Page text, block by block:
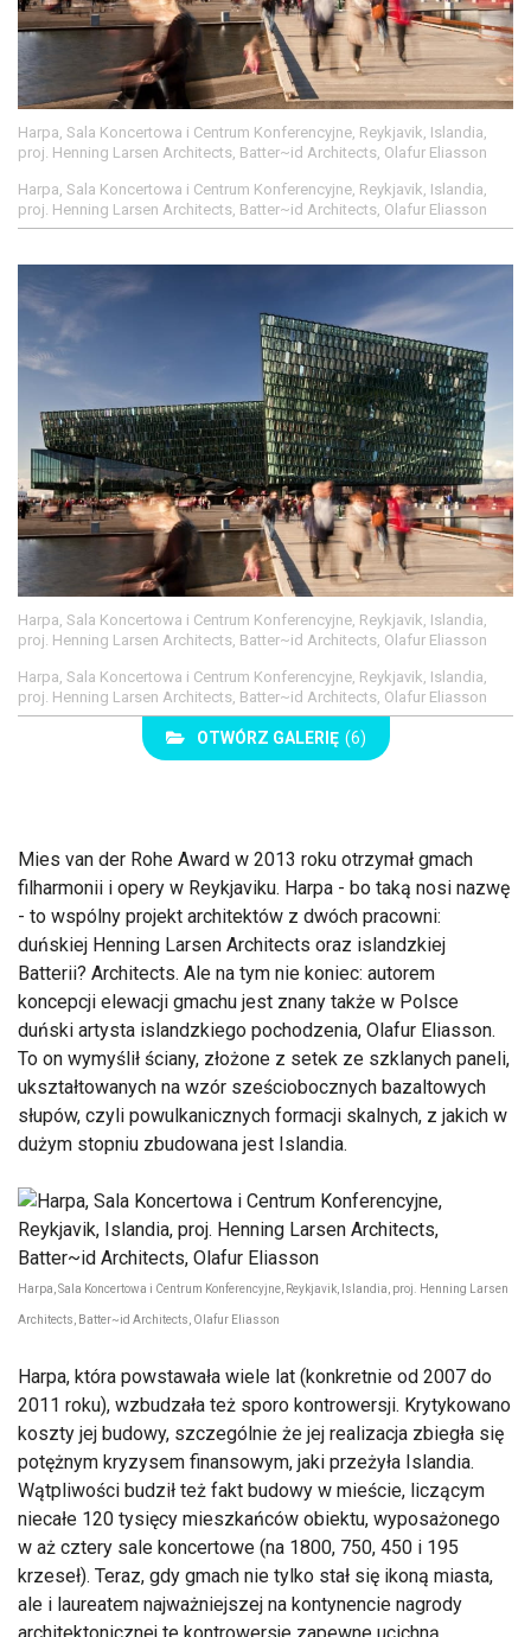
Harpa, Sala Koncertowa i Centrum Konferencyjne, Reykjavik, Islandia,
proj. Henning Larsen Architects, Batter~id Architects, Olafur Eliasson
Harpa, Sala Koncertowa i Centrum Konferencyjne, Reykjavik, Islandia,
proj. Henning Larsen Architects, Batter~id Architects, Olafur Eliasson
Harpa, Sala Koncertowa i Centrum Konferencyjne, Reykjavik, Islandia,
proj. Henning Larsen Architects, Batter~id Architects, Olafur Eliasson
Harpa, Sala Koncertowa i Centrum Konferencyjne, Reykjavik, Islandia,
proj. Henning Larsen Architects, Batter~id Architects, Olafur Eliasson
OTWÓRZ GALERIĘ (6)
Mies van der Rohe Award w 2013 roku otrzymał gmach
filharmonii i opery w Reykjaviku. Harpa - bo taką nosi nazwę
- to wspólny projekt architektów z dwóch pracowni:
duńskiej Henning Larsen Architects oraz islandzkiej
Batterii? Architects. Ale na tym nie koniec: autorem
koncepcji elewacji gmachu jest znany także w Polsce
duński artysta islandzkiego pochodzenia, Olafur Eliasson.
To on wymyślił ściany, złożone z setek ze szklanych paneli,
ukształtowanych na wzór sześciobocznych bazaltowych
słupów, czyli powulkanicznych formacji skalnych, z jakich w
dużym stopniu zbudowana jest Islandia.
Harpa, Sala Koncertowa i Centrum Konferencyjne, Reykjavik, Islandia, proj. Henning Larsen
Architects, Batter~id Architects, Olafur Eliasson
Harpa, która powstawała wiele lat (konkretnie od 2007 do
2011 roku), wzbudzała też sporo kontrowersji. Krytykowano
koszty jej budowy, szczególnie że jej realizacja zbiegła się
potężnym kryzysem finansowym, jaki przeżyła Islandia.
Wątpliwości budził też fakt budowy w mieście, liczącym
niecałe 120 tysięcy mieszkańców obiektu, wyposażonego
w aż cztery sale koncertowe (na 1800, 750, 450 i 195
krzeseł). Teraz, gdy gmach nie tylko stał się ikoną miasta,
ale i laureatem najważniejszej na kontynencie nagrody